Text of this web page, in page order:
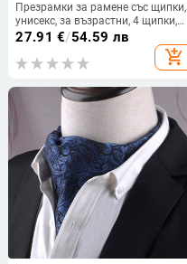
Презрамки за рамене със щипки,
унисекс, за възрастни, 4 щипки,
сплавни клип-щипки, сублимация
27.91 €/54.59 лв
add_shopping_cart